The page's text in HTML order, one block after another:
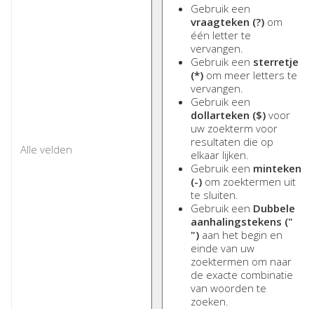
Gebruik een
vraagteken (?) om
één letter te
vervangen.
Gebruik een sterretje
(*) om meer letters te
vervangen.
Gebruik een
dollarteken ($) voor
uw zoekterm voor
resultaten die op
elkaar lijken.
Gebruik een minteken
(-) om zoektermen uit
te sluiten.
Gebruik een Dubbele
aanhalingstekens ("
") aan het begin en
einde van uw
zoektermen om naar
de exacte combinatie
van woorden te
zoeken.